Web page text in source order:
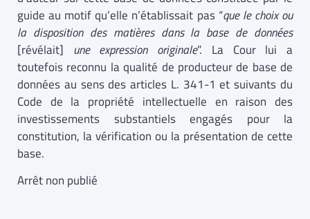
guide au motif qu’elle n’établissait pas “que le choix ou
la disposition des matières dans la base de données
[révélait] une expression originale”. La Cour lui a
toutefois reconnu la qualité de producteur de base de
données au sens des articles L. 341-1 et suivants du
Code de la propriété intellectuelle en raison des
investissements substantiels engagés pour la
constitution, la vérification ou la présentation de cette
base.
Arrêt non publié